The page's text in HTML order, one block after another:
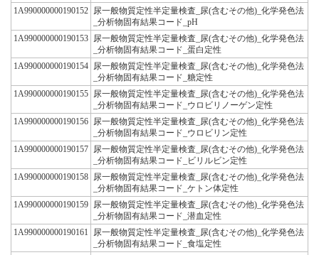
1A990000000190152
尿一般物質定性半定量検査_尿(含むその他)_化学発色法
_分析物固有結果コード_pH
1A990000000190153
尿一般物質定性半定量検査_尿(含むその他)_化学発色法
_分析物固有結果コード_蛋白定性
1A990000000190154
尿一般物質定性半定量検査_尿(含むその他)_化学発色法
_分析物固有結果コード_糖定性
1A990000000190155
尿一般物質定性半定量検査_尿(含むその他)_化学発色法
_分析物固有結果コード_ウロビリノーゲン定性
1A990000000190156
尿一般物質定性半定量検査_尿(含むその他)_化学発色法
_分析物固有結果コード_ウロビリン定性
1A990000000190157
尿一般物質定性半定量検査_尿(含むその他)_化学発色法
_分析物固有結果コード_ビリルビン定性
1A990000000190158
尿一般物質定性半定量検査_尿(含むその他)_化学発色法
_分析物固有結果コード_ケトン体定性
1A990000000190159
尿一般物質定性半定量検査_尿(含むその他)_化学発色法
_分析物固有結果コード_潜血定性
1A990000000190161
尿一般物質定性半定量検査_尿(含むその他)_化学発色法
_分析物固有結果コード_食塩定性